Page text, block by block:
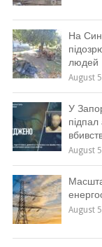
На
людей
August
У
підпал
August
August